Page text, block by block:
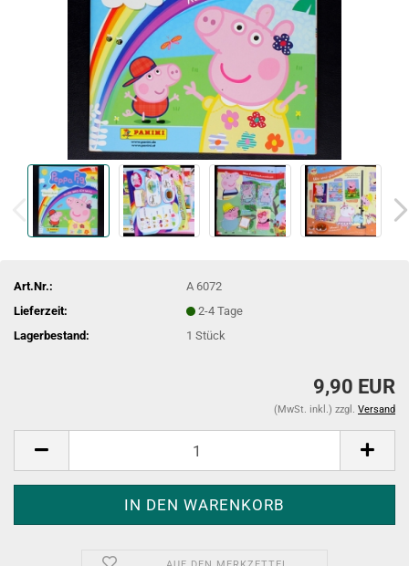
Art.Nr.:
A 6072
Lieferzeit:
2-4 Tage
Lagerbestand:
1Stück
9,90 EUR
(MwSt. inkl.) zzgl. Versand